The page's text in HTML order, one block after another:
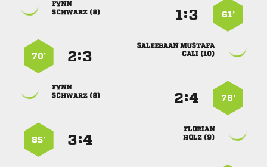
61’
:

 
 
 
:
70’
76’
:

 

 
:
85’